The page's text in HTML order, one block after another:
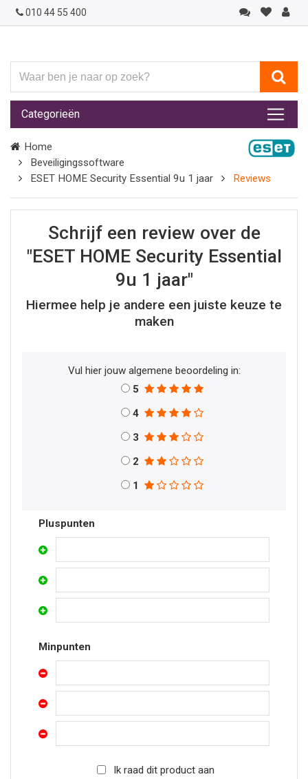
010 44 55 400
ben
je
naar
op
zoek?
Categorieën
Home
Beveiligingssoftware
ESET HOME Security Essential 9u 1 jaar
Reviews
Schrijf een review over de
"ESET HOME Security Essential
9u 1 jaar"
Hiermee help je andere een juiste keuze te
maken
Vul hier jouw algemene beoordeling in:
5
4
3
2
1
Pluspunten
Minpunten
Ik raad dit product aan